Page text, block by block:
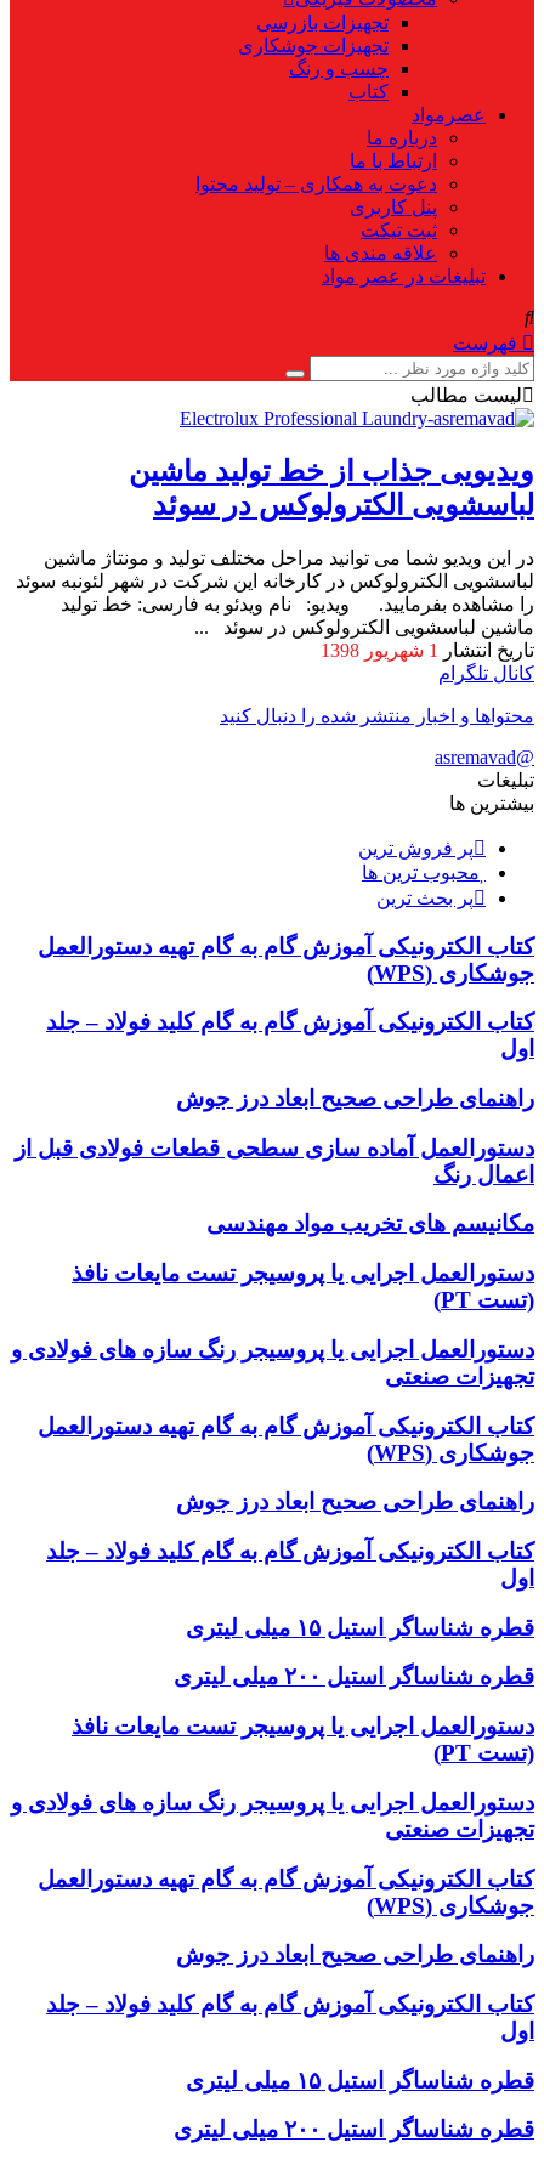
تجهیزات بازرسی
تجهیزات جوشکاری
چسب و رنگ
کتاب
عصرمواد
درباره ما
ارتباط با ما
دعوت به همکاری – تولید محتوا
پنل کاربری
ثبت تیکت
علاقه مندی ها
تبلیغات در عصر مواد
فهرست
لیست مطالب
ویدیویی جذاب از خط تولید ماشین
لباسشویی الکترولوکس در سوئد
در این ویدیو شما می توانید مراحل مختلف تولید و مونتاژ ماشین
لباسشویی الکترولوکس در کارخانه این شرکت در شهر لئونبه سوئد
را مشاهده بفرمایید. ویدیو: نام ویدئو به فارسی: خط تولید
ماشین لباسشویی الکترولوکس در سوئد ...
تاریخ انتشار
1 شهریور 1398
کانال تلگرام
محتواها و اخبار منتشر شده را دنبال کنید
@asremavad
تبلیغات
بیشترین ها
پر فروش ترین
محبوب ترین ها
پر بحث ترین
کتاب الکترونیکی آموزش گام به گام تهیه دستورالعمل
جوشکاری (WPS)
کتاب الکترونیکی آموزش گام به گام کلید فولاد – جلد
اول
راهنمای طراحی صحیح ابعاد درز جوش
دستورالعمل آماده سازی سطحی قطعات فولادی قبل از
اعمال رنگ
مکانیسم های تخریب مواد مهندسی
دستورالعمل اجرایی یا پروسیجر تست مایعات نافذ
(تست PT)
دستورالعمل اجرایی یا پروسیجر رنگ سازه های فولادی و
تجهیزات صنعتی
کتاب الکترونیکی آموزش گام به گام تهیه دستورالعمل
جوشکاری (WPS)
راهنمای طراحی صحیح ابعاد درز جوش
کتاب الکترونیکی آموزش گام به گام کلید فولاد – جلد
اول
قطره شناساگر استیل ۱۵ میلی لیتری
قطره شناساگر استیل ۲۰۰ میلی لیتری
دستورالعمل اجرایی یا پروسیجر تست مایعات نافذ
(تست PT)
دستورالعمل اجرایی یا پروسیجر رنگ سازه های فولادی و
تجهیزات صنعتی
کتاب الکترونیکی آموزش گام به گام تهیه دستورالعمل
جوشکاری (WPS)
راهنمای طراحی صحیح ابعاد درز جوش
کتاب الکترونیکی آموزش گام به گام کلید فولاد – جلد
اول
قطره شناساگر استیل ۱۵ میلی لیتری
قطره شناساگر استیل ۲۰۰ میلی لیتری